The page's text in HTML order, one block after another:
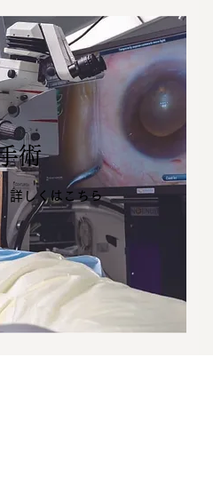
術
​詳しくはこちら